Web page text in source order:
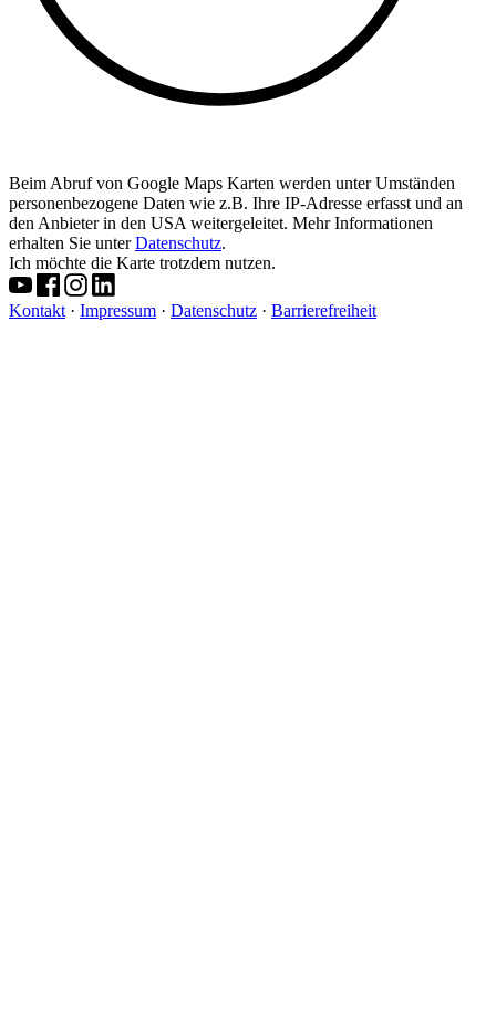
Beim Abruf von Google Maps Karten werden unter Umständen
personenbezogene Daten wie z.B. Ihre IP-Adresse erfasst und an
den Anbieter in den USA weitergeleitet. Mehr Informationen
erhalten Sie unterDatenschutz.
Ich möchte die Karte trotzdem nutzen.
Kontakt · Impressum · Datenschutz · Barrierefreiheit